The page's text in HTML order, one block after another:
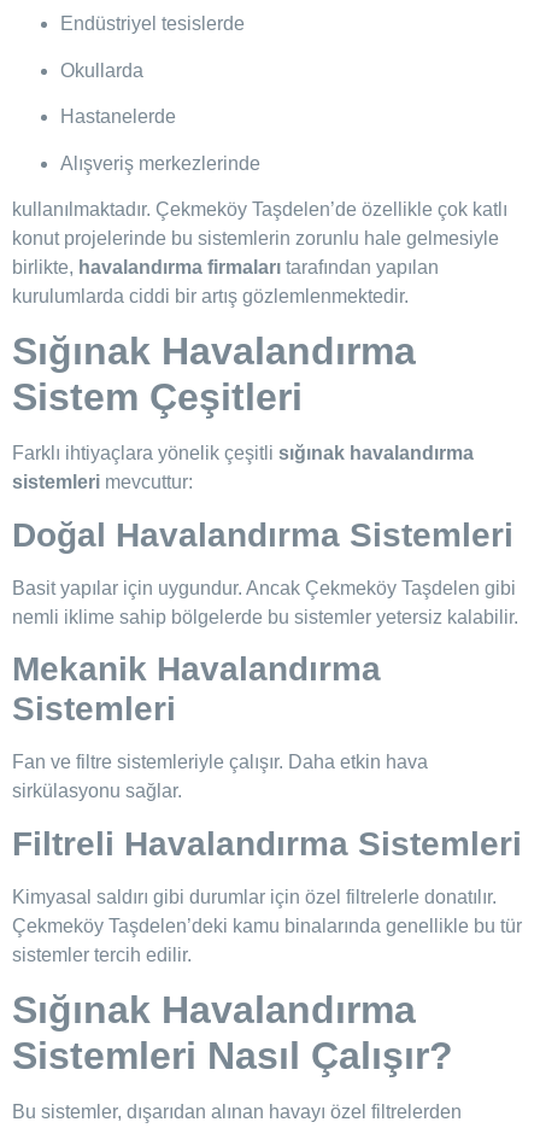
Endüstriyel tesislerde
Okullarda
Hastanelerde
Alışveriş merkezlerinde
kullanılmaktadır. Çekmeköy Taşdelen’de özellikle çok katlı
konut projelerinde bu sistemlerin zorunlu hale gelmesiyle
birlikte, havalandırma firmaları tarafından yapılan
kurulumlarda ciddi bir artış gözlemlenmektedir.
Sığınak Havalandırma
Sistem Çeşitleri
Farklı ihtiyaçlara yönelik çeşitli sığınak havalandırma
sistemleri mevcuttur:
Doğal Havalandırma Sistemleri
Basit yapılar için uygundur. Ancak Çekmeköy Taşdelen gibi
nemli iklime sahip bölgelerde bu sistemler yetersiz kalabilir.
Mekanik Havalandırma
Sistemleri
Fan ve filtre sistemleriyle çalışır. Daha etkin hava
sirkülasyonu sağlar.
Filtreli Havalandırma Sistemleri
Kimyasal saldırı gibi durumlar için özel filtrelerle donatılır.
Çekmeköy Taşdelen’deki kamu binalarında genellikle bu tür
sistemler tercih edilir.
Sığınak Havalandırma
Sistemleri Nasıl Çalışır?
Bu sistemler, dışarıdan alınan havayı özel filtrelerden